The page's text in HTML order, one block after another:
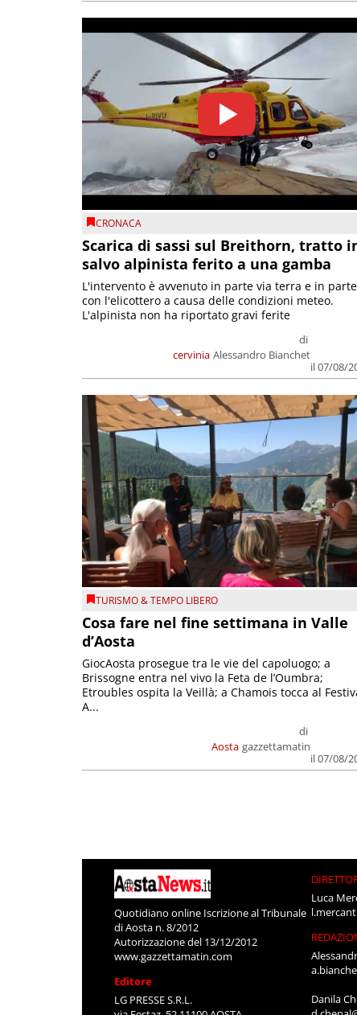
CRONACA
Scarica di sassi sul Breithorn, tratto
salvo alpinista ferito a una gamba
cervinia
di
Alessandro Bianchet
il 07/08/
L'intervento è avvenuto in parte via terra e in parte
con l'elicottero a causa delle condizioni meteo.
L'alpinista non ha riportato gravi ferite
TURISMO & TEMPO LIBERO
Cosa fare nel fine settimana in Valle
d’Aosta
Aosta
di
gazzettamatin
il 07/08/
GiocAosta prosegue tra le vie del capoluogo; a
Brissogne entra nel vivo la Feta de l’Oumbra;
Etroubles ospita la Veillà; a Chamois tocca al
A...
Quotidiano online Iscrizione al Tribunale
di Aosta n. 8/2012
Autorizzazione del 13/12/2012
www.gazzettamatin.com
Editore
LG PRESSE S.R.L.
Luca
Danila